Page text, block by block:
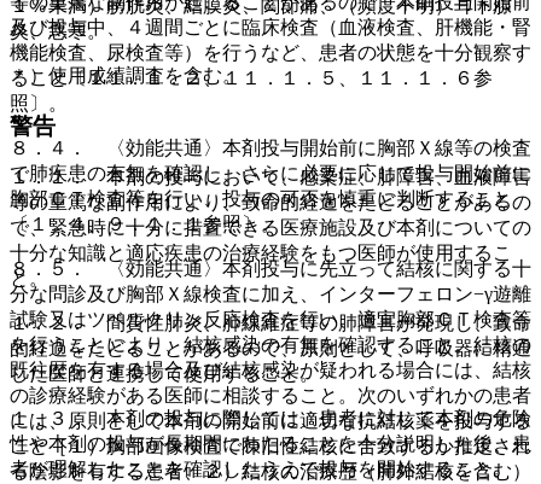
及び投与中、４週間ごとに臨床検査（血液検査、肝機能・腎
機能検査、尿検査等）を行うなど、患者の状態を十分観察す
ること〔１１．１．２、１１．１．５、１１．１．６参
照〕。
８．４． 〈効能共通〉本剤投与開始前に胸部Ｘ線等の検査
で肺疾患の有無を確認し、さらに必要に応じて投与開始前に
胸部ＣＴ検査等を行い、投与の可否を慎重に判断すること
〔１．４、９．１．１参照〕。
８．５． 〈効能共通〉本剤投与に先立って結核に関する十
分な問診及び胸部Ｘ線検査に加え、インターフェロン−γ遊離
試験又はツベルクリン反応検査を行い、適宜胸部ＣＴ検査等
を行うことにより、結核感染の有無を確認すること。結核の
既往歴を有する場合及び結核感染が疑われる場合には、結核
の診療経験がある医師に相談すること。次のいずれかの患者
には、原則として本剤の開始前に適切な抗結核薬を投与する
こと［１）胸部画像検査で陳旧性結核に合致するか推定され
る陰影を有する患者、２）結核の治療歴（肺外結核を含む）
１％未満）膀胱炎、結膜炎、関節痛、（頻度不明）耳下腺
炎、悪寒。
＊）使用成績調査を含む。
警告
１．１． 本剤の投与において、感染症、肺障害、血液障害
等の重篤な副作用により、致命的経過をたどることがあるの
で、緊急時に十分に措置できる医療施設及び本剤についての
十分な知識と適応疾患の治療経験をもつ医師が使用するこ
と。
１．２． 間質性肺炎、肺線維症等の肺障害が発現し、致命
的経過をたどることがあるので、原則として、呼吸器に精通
した医師と連携して使用すること。
１．３． 本剤の投与に際しては、患者に対して本剤の危険
性や本剤の投与が長期間にわたることを十分説明した後、患
者が理解したことを確認したうえで投与を開始すること。